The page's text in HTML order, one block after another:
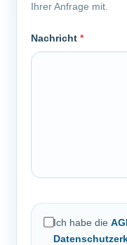
Ihrer Anfrage mit.
Nachricht *
Ich habe die